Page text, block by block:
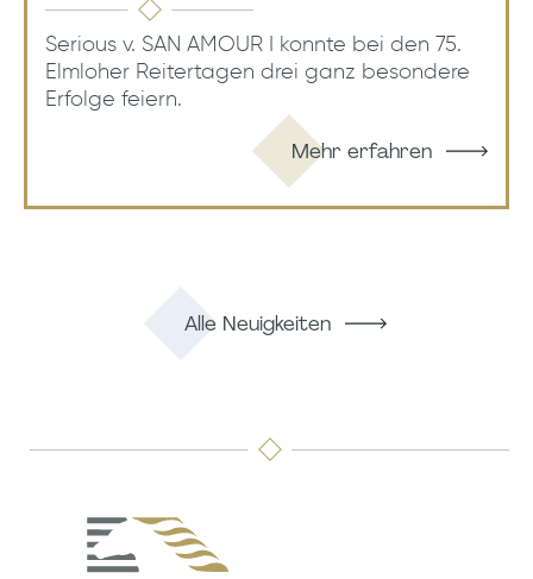
Serious v. SAN AMOUR I konnte bei den 75.
Elmloher Reitertagen drei ganz besondere
Erfolge feiern.
Mehr erfahren
Alle Neuigkeiten